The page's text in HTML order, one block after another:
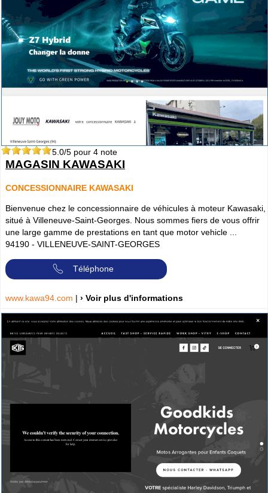
5.0/5 pour 4 note
MAGASIN KAWASAKI
CONCESSIONNAIRE KAWASAKI
Bienvenue chez le concessionnaire de véhicules à moteur Kawasaki,
situé à Villeneuve-Saint-Georges. Nous sommes fiers de vous offrir
une large gamme de prestations en tant que motor vehicle ...
94190 - VILLENEUVE-SAINT-GEORGES
Téléphone
www.kawa94.com | › Voir plus d'informations